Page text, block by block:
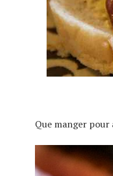
Que manger